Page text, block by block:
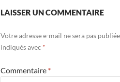
LAISSER UN COMMENTAIRE
Votre adresse e-mail ne sera pas
indiqués avec *
Commentaire *